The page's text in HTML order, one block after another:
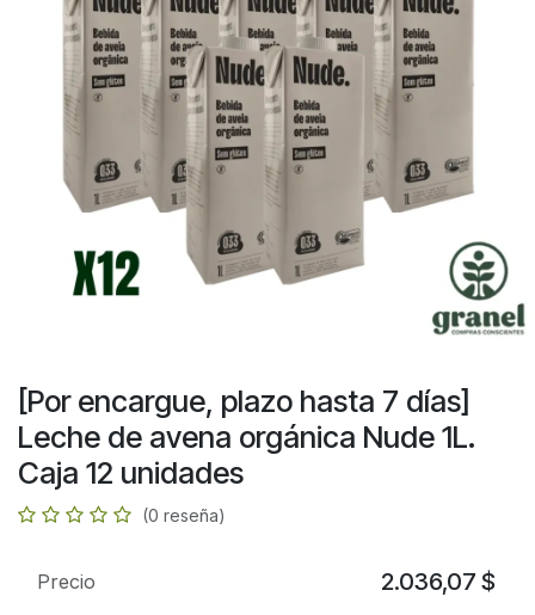
[Por encargue, plazo hasta 7 días]
Leche de avena orgánica Nude 1L.
Caja 12 unidades
(0 reseña)
Precio 2.036,07 $